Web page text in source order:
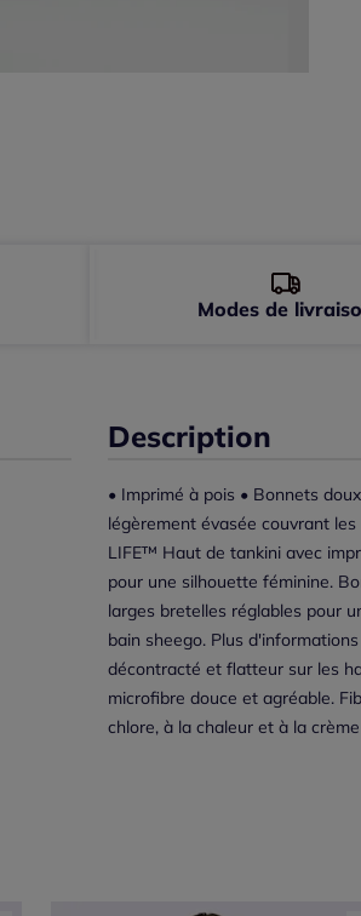
Description
• Imprimé à pois • Bonnets
légèrement évasée couvrant
LIFE™ Haut de tankini avec
pour une silhouette féminine.
larges bretelles réglables pour
bain sheego. Plus
décontracté et flatteur sur les
microfibre douce et agréable.
chlore, à la chaleur et à la
Modes de